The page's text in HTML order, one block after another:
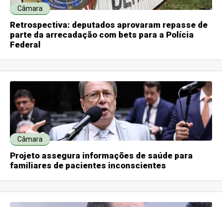
Câmara
Retrospectiva: deputados aprovaram repasse de
parte da arrecadação com bets para a Polícia
Federal
Câmara
Projeto assegura informações de saúde para
familiares de pacientes inconscientes